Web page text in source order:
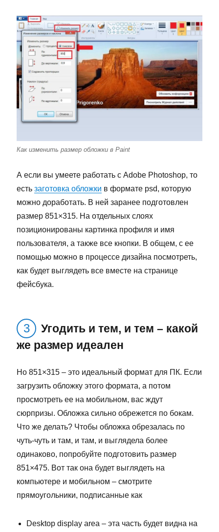
Как изменить размер обложки в Paint
А если вы умеете работать с Adobe Photoshop, то
естьзаготовка обложки в формате psd, которую
можно доработать. В ней заранее подготовлен
размер 851×315. На отдельных слоях
позиционированы картинка профиля и имя
пользователя, а также все кнопки. В общем, с ее
помощью можно в процессе дизайна посмотреть,
как будет выглядеть все вместе на странице
фейсбука.
Угодить и тем, и тем – какой
же размер идеален
Но 851×315 – это идеальный формат для ПК. Если
загрузить обложку этого формата, а потом
просмотреть ее на мобильном, вас ждут
сюрпризы. Обложка сильно обрежется по бокам.
Что же делать? Чтобы обложка обрезалась по
чуть-чуть и там, и там, и выглядела более
одинаково, попробуйте подготовить размер
851×475. Вот так она будет выглядеть на
компьютере и мобильном – смотрите
прямоугольники, подписанные как
Desktop display area – эта часть будет видна на